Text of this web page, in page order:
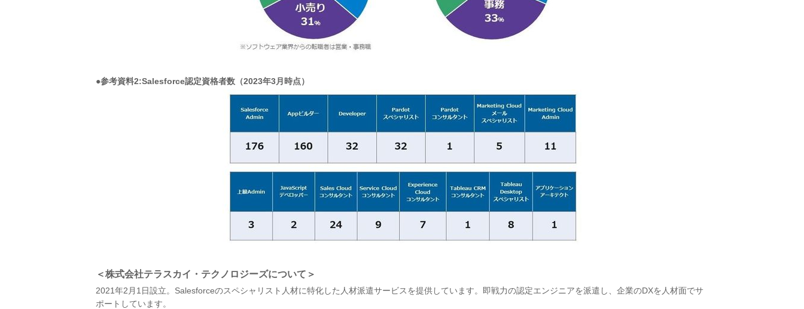
●参考資料2:Salesforce認定資格者数（2023年3月時点）
＜株式会社テラスカイ・テクノロジーズについて＞
2021年2月1日設立。​Salesforceのスペシャリスト人材に特化した人材派遣サービスを提供しています。即戦力の認定エンジニアを派遣し、企業のDXを人材面でサ
ポートしています。